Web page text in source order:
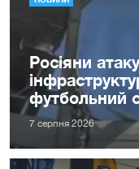
Росіяни
футбольний
7 серпня 2026